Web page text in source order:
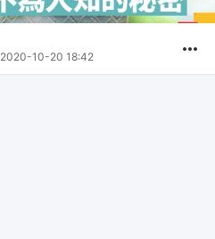
2020-10-20 18:42